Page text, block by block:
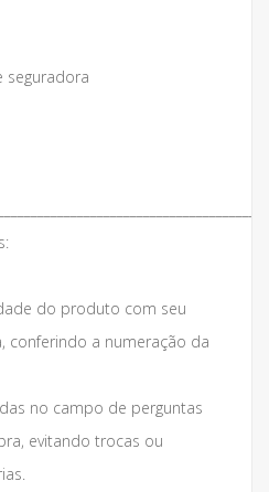
seguradora
do produto com seu
conferindo a numeração da
no campo de perguntas
evitando trocas ou